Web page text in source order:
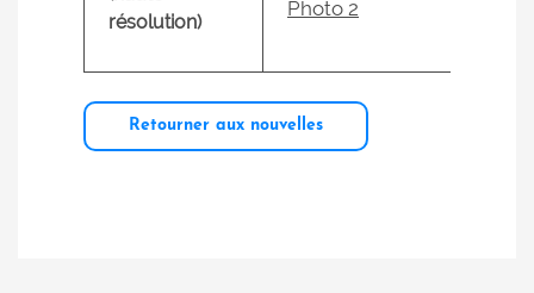
résolution)
Photo 2
Retourner aux nouvelles